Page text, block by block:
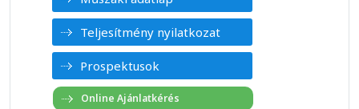
Teljesítmény nyilatkozat
Prospektusok